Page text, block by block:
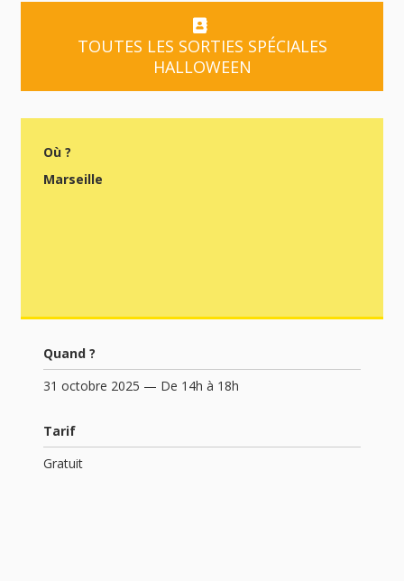
TOUTES LES SORTIES SPÉCIALES
HALLOWEEN
Où ?
Marseille
Quand ?
31 octobre 2025 — De 14h à 18h
Tarif
Gratuit